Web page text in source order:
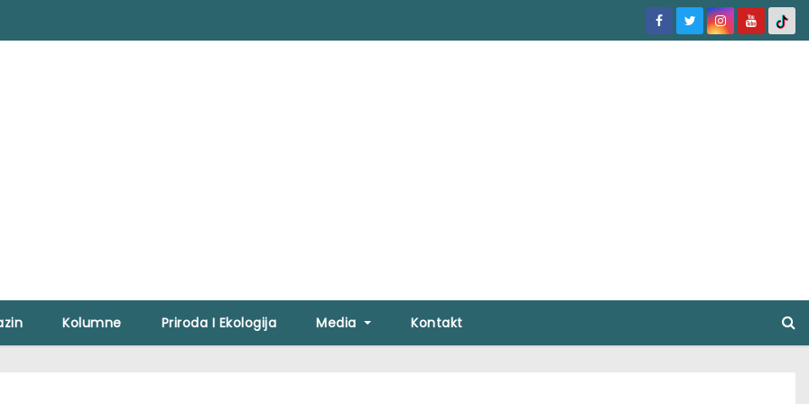
Kolumne Priroda I Ekologija Media Kontakt